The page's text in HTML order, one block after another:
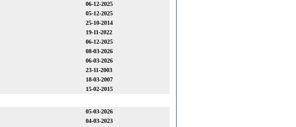
06-12-2025
05-12-2025
25-10-2014
19-11-2022
06-12-2025
08-03-2026
06-03-2026
23-11-2003
18-03-2007
15-02-2015
05-03-2026
04-03-2023